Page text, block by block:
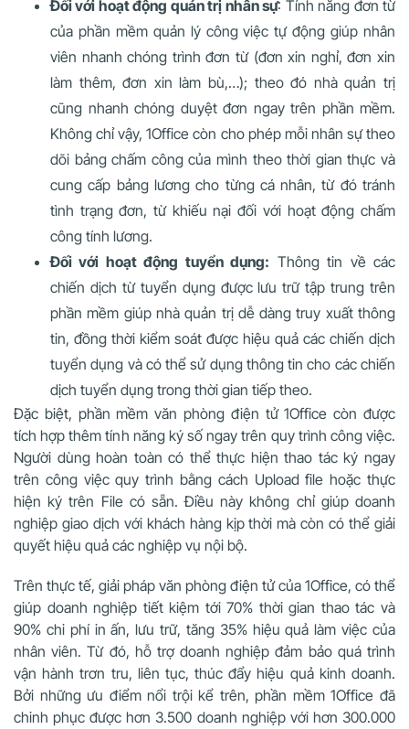
Đối với hoạt động quản trị nhân sự: Tính năng đơn từ
của phần mềm quản lý công việc tự động giúp nhân
viên nhanh chóng trình đơn từ (đơn xin nghỉ, đơn xin
làm thêm, đơn xin làm bù,…); theo đó nhà quản trị
cũng nhanh chóng duyệt đơn ngay trên phần mềm.
Không chỉ vậy, 1Office còn cho phép mỗi nhân sự theo
dõi bảng chấm công của mình theo thời gian thực và
cung cấp bảng lương cho từng cá nhân, từ đó tránh
tình trạng đơn, từ khiếu nại đối với hoạt động chấm
công tính lương.
Đối với hoạt động tuyển dụng: Thông tin về các
chiến dịch từ tuyển dụng được lưu trữ tập trung trên
phần mềm giúp nhà quản trị dễ dàng truy xuất thông
tin, đồng thời kiểm soát được hiệu quả các chiến dịch
tuyển dụng và có thể sử dụng thông tin cho các chiến
dịch tuyển dụng trong thời gian tiếp theo.
Đặc biệt, phần mềm văn phòng điện tử 1Office còn được
tích hợp thêm tính năng ký số ngay trên quy trình công việc.
Người dùng hoàn toàn có thể thực hiện thao tác ký ngay
trên công việc quy trình bằng cách Upload file hoặc thực
hiện ký trên File có sẵn. Điều này không chỉ giúp doanh
nghiệp giao dịch với khách hàng kịp thời mà còn có thể giải
quyết hiệu quả các nghiệp vụ nội bộ.
Trên thực tế, giải pháp văn phòng điện tử của 1Office, có thể
giúp doanh nghiệp tiết kiệm tới 70% thời gian thao tác và
90% chi phí in ấn, lưu trữ, tăng 35% hiệu quả làm việc của
nhân viên. Từ đó, hỗ trợ doanh nghiệp đảm bảo quá trình
vận hành trơn tru, liên tục, thúc đẩy hiệu quả kinh doanh.
Bởi những ưu điểm nổi trội kể trên, phần mềm 1Office đã
chinh phục được hơn 3.500 doanh nghiệp với hơn 300.000